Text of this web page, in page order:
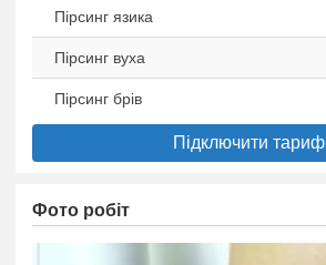
Пірсинг язика
Пiрсинг вуха
Пірсинг брiв
Підключити тариф
Фото робіт